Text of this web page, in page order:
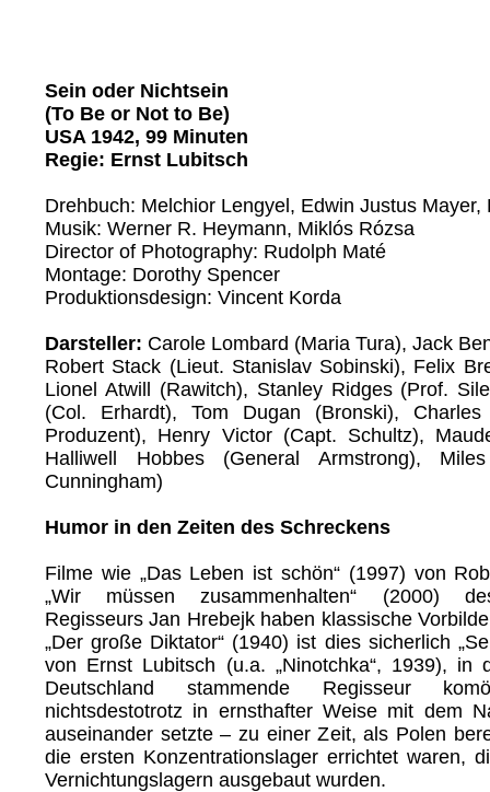
Sein oder Nichtsein
(To Be or Not to Be)
USA 1942, 99 Minuten
Regie: Ernst Lubitsch
Drehbuch: Melchior Lengyel, Edwin Justus Mayer,
Musik: Werner R. Heymann, Miklós Rózsa
Director of Photography: Rudolph Maté
Montage: Dorothy Spencer
Produktionsdesign: Vincent Korda
Darsteller: Carole Lombard (Maria Tura), Jack
Robert Stack (Lieut. Stanislav Sobinski), Felix
Lionel Atwill (Rawitch), Stanley Ridges (Prof.
(Col. Erhardt), Tom Dugan (Bronski),
Produzent), Henry Victor (Capt. Schultz),
Halliwell Hobbes (General Armstrong),
Cunningham)
Humor in den Zeiten des Schreckens
Filme wie „Das Leben ist schön“ (1997) von
„Wir müssen zusammenhalten“ (2000)
Regisseurs Jan Hrebejk haben klassische
„Der große Diktator“ (1940) ist dies sicherlich
von Ernst Lubitsch (u.a. „Ninotchka“, 1939), in
Deutschland stammende Regisseur
nichtsdestotrotz in ernsthafter Weise mit dem
auseinander setzte – zu einer Zeit, als Polen
die ersten Konzentrationslager errichtet waren,
Vernichtungslagern ausgebaut wurden.